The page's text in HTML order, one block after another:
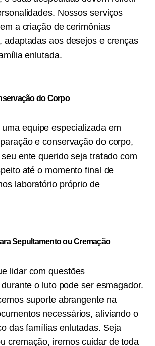
Nossos serviços
a criação de cerimônias
adaptadas aos desejos e crenças
enlutada.
do Corpo
equipe especializada em
e conservação do corpo,
ente querido seja tratado com
até o momento final de
laboratório próprio de
Sepultamento ou Cremação
lidar com questões
o luto pode ser esmagador.
suporte abrangente na
necessários, aliviando o
das famílias enlutadas. Seja
cremação, iremos cuidar de toda